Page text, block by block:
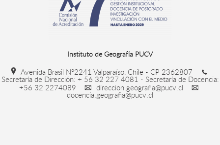
Instituto de Geografía PUCV
Avenida Brasil N°2241 Valparaíso, Chile - CP 2362807
Secretaría de Dirección: + 56 32 227 4081 - Secretaría de Docencia:
+56 32 2274089
direccion.geografia@pucv.cl
docencia.geografia@pucv.cl